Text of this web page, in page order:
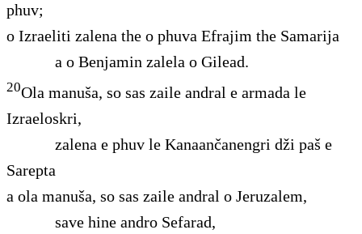
phuv;
o Izraeliti zalena the o phuva Efrajim the Samarija
a o Benjamin zalela o Gilead.
20Ola manuša, so sas zaile andral e armada le
Izraeloskri,
zalena e phuv le Kanaančanengri dži paš e
Sarepta
a ola manuša, so sas zaile andral o Jeruzalem,
save hine andro Sefarad,